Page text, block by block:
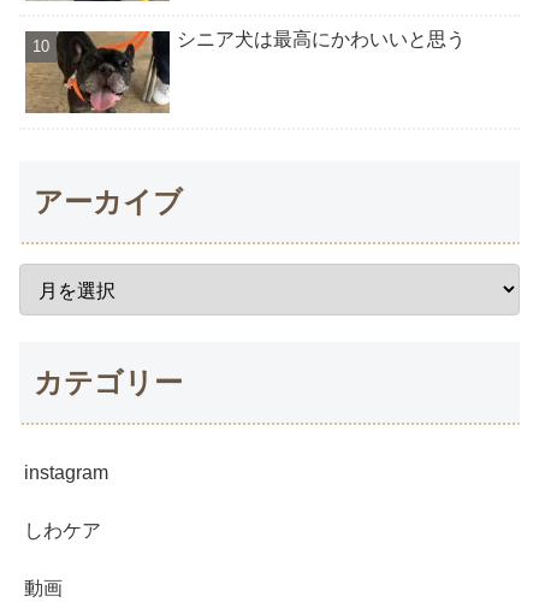
シニア犬は最高にかわいいと思う
アーカイブ
カテゴリー
instagram
しわケア
動画